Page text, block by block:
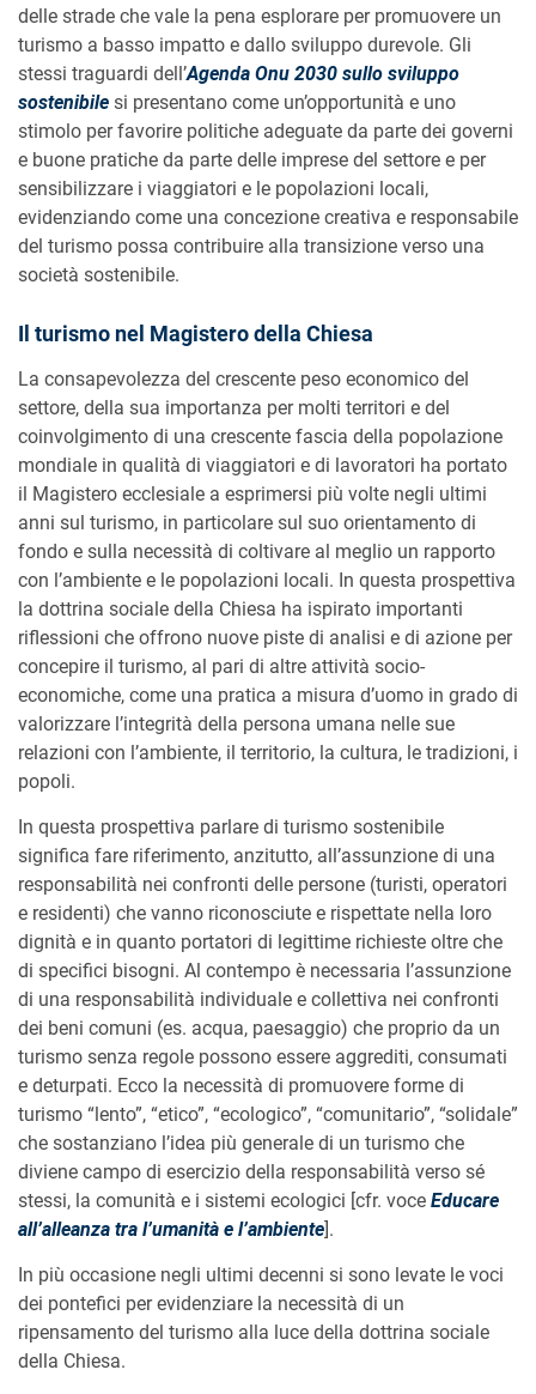
delle strade che vale la pena esplorare per promuovere un
turismo a basso impatto e dallo sviluppo durevole. Gli
stessi traguardi dell’Agenda Onu 2030 sullo sviluppo
sostenibile si presentano come un’opportunità e uno
stimolo per favorire politiche adeguate da parte dei governi
e buone pratiche da parte delle imprese del settore e per
sensibilizzare i viaggiatori e le popolazioni locali,
evidenziando come una concezione creativa e responsabile
del turismo possa contribuire alla transizione verso una
società sostenibile.
Il turismo nel Magistero della Chiesa
La consapevolezza del crescente peso economico del
settore, della sua importanza per molti territori e del
coinvolgimento di una crescente fascia della popolazione
mondiale in qualità di viaggiatori e di lavoratori ha portato
il Magistero ecclesiale a esprimersi più volte negli ultimi
anni sul turismo, in particolare sul suo orientamento di
fondo e sulla necessità di coltivare al meglio un rapporto
con l’ambiente e le popolazioni locali. In questa prospettiva
la dottrina sociale della Chiesa ha ispirato importanti
riflessioni che offrono nuove piste di analisi e di azione per
concepire il turismo, al pari di altre attività socio-
economiche, come una pratica a misura d’uomo in grado di
valorizzare l’integrità della persona umana nelle sue
relazioni con l’ambiente, il territorio, la cultura, le tradizioni, i
popoli.
In questa prospettiva parlare di turismo sostenibile
significa fare riferimento, anzitutto, all’assunzione di una
responsabilità nei confronti delle persone (turisti, operatori
e residenti) che vanno riconosciute e rispettate nella loro
dignità e in quanto portatori di legittime richieste oltre che
di specifici bisogni. Al contempo è necessaria l’assunzione
di una responsabilità individuale e collettiva nei confronti
dei beni comuni (es. acqua, paesaggio) che proprio da un
turismo senza regole possono essere aggrediti, consumati
e deturpati. Ecco la necessità di promuovere forme di
turismo “lento”, “etico”, “ecologico”, “comunitario”, “solidale”
che sostanziano l’idea più generale di un turismo che
diviene campo di esercizio della responsabilità verso sé
stessi, la comunità e i sistemi ecologici [cfr. voce Educare
all’alleanza tra l’umanità e l’ambiente].
In più occasione negli ultimi decenni si sono levate le voci
dei pontefici per evidenziare la necessità di un
ripensamento del turismo alla luce della dottrina sociale
della Chiesa.